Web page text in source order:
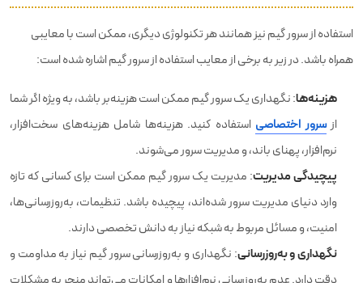
استفاده از سرور گیم نیز همانند هر تکنولوژی دیگری، ممکن است با معایبی
همراه باشد. در زیر به برخی از معایب استفاده از سرور گیم اشاره شده است:
هزینه‌ها: نگهداری یک سرور گیم ممکن است هزینه‌بر باشد، به ویژه اگر شما
ازسرور اختصاصی استفاده کنید. هزینه‌ها شامل هزینه‌های سخت‌افزار،
نرم‌افزار، پهنای باند، و مدیریت سرور می‌شوند.
پیچیدگی مدیریت: مدیریت یک سرور گیم ممکن است برای کسانی که تازه
وارد دنیای مدیریت سرور شده‌اند، پیچیده باشد. تنظیمات، به‌روزرسانی‌ها،
امنیت، و مسائل مربوط به شبکه نیاز به دانش تخصصی دارند.
نگهداری و به‌روزرسانی: نگهداری و به‌روزرسانی سرور گیم نیاز به مداومت و